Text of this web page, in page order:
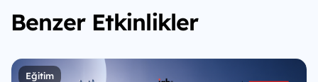
Benzer Etkinlikler
Eğitim